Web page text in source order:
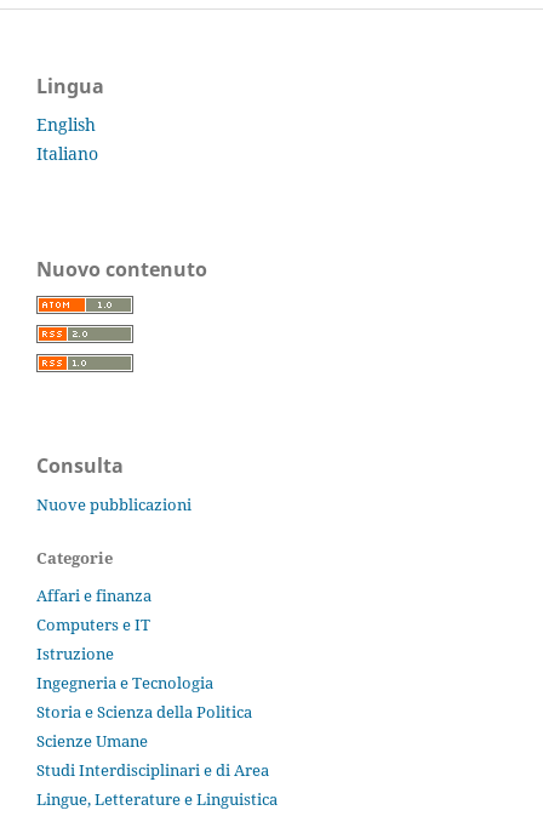
Lingua
English
Italiano
Nuovo contenuto
Consulta
Nuove pubblicazioni
Categorie
Affari e finanza
Computers e IT
Istruzione
Ingegneria e Tecnologia
Storia e Scienza della Politica
Scienze Umane
Studi Interdisciplinari e di Area
Lingue, Letterature e Linguistica